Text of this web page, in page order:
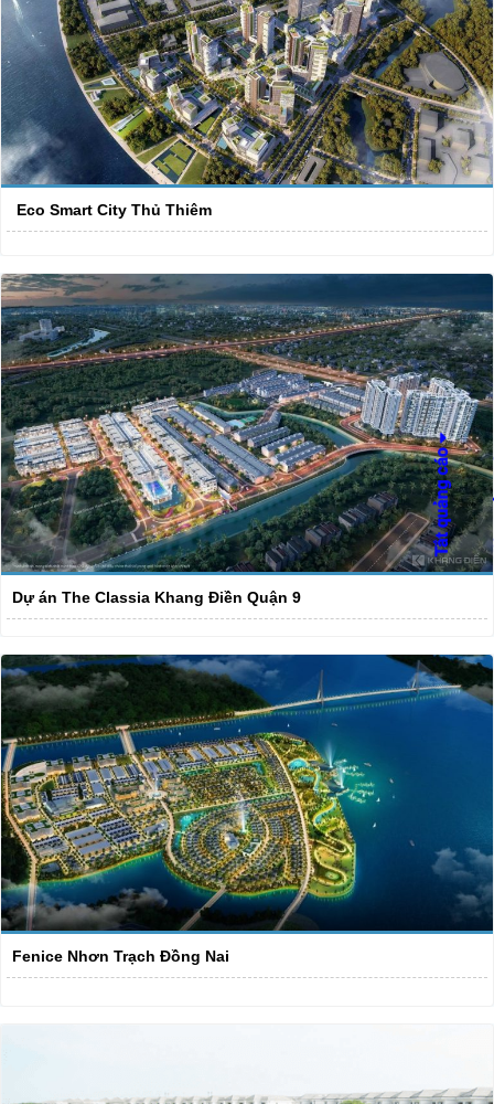
Eco Smart City Thủ Thiêm
Dự án The Classia Khang Điền Quận 9
Fenice Nhơn Trạch Đồng Nai